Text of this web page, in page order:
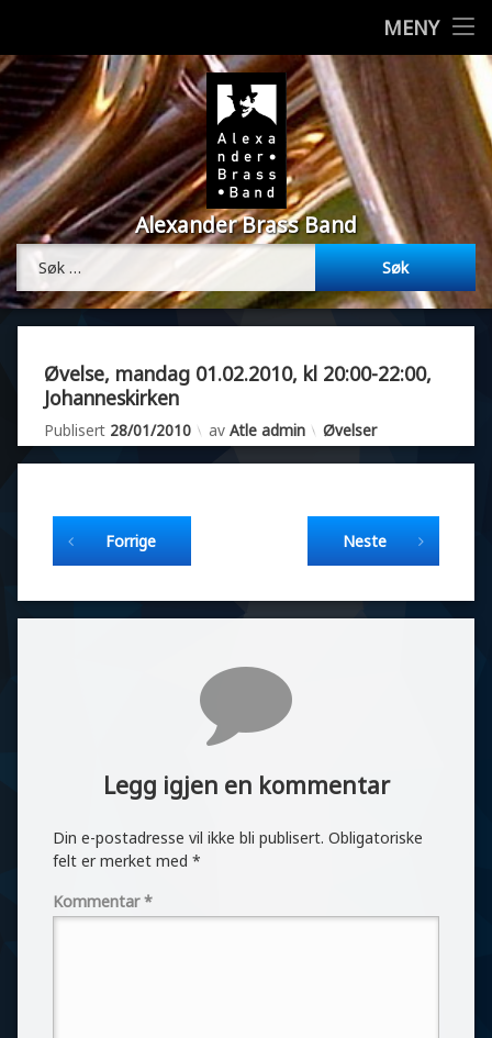
MENY
Om korpset
Bilder
Vedtekter
Resultater
Musikk
Medlemmer
Min side
H
o
p
t
i
l
i
n
n
h
Alexander Brass Band
Søk etter:
Øvelse, mandag 01.02.2010, kl 20:00-22:00,
Johanneskirken
Publisert 28/01/2010 Oppdatert31/01/2010
av Atle admin Kategorier:
Øvelser
Fortsett å lese
Forrige Neste
Legg igjen en kommentar
Din e-postadresse vil ikke bli publisert. Obligatoriske
felt er merket med *
Kommentar*